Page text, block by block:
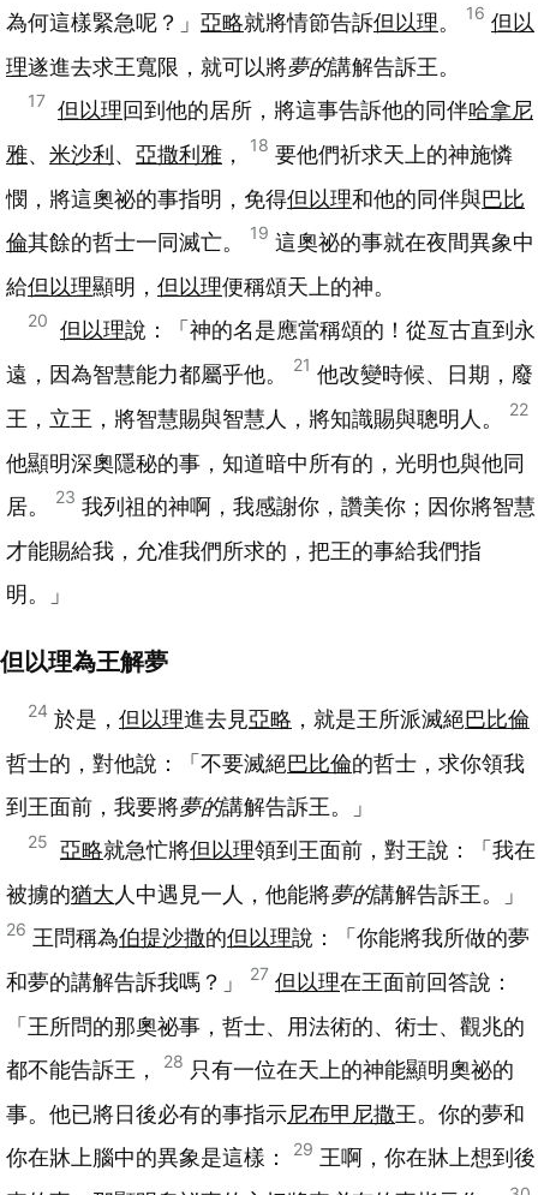
為何這樣緊急呢？」 亞略就將情節告訴但以理。 16 但以
理遂進去求王寬限，就可以將夢的講解告訴王。
17 但以理回到他的居所，將這事告訴他的同伴哈拿尼
雅、 米沙利、 亞撒利雅 ， 18 要他們祈求天上的神施憐
憫，將這奧祕的事指明，免得但以理和他的同伴與巴比
倫其餘的哲士一同滅亡。 19 這奧祕的事就在夜間異象中
給但以理顯明， 但以理便稱頌天上的神。
20 但以理說：「神的名是應當稱頌的！從亙古直到永
遠，因為智慧能力都屬乎他。
21 他改變時候、日期，廢
王，立王，將智慧賜與智慧人，將知識賜與聰明人。
22
他顯明深奧隱秘的事，知道暗中所有的，光明也與他同
居。
23 我列祖的神啊，我感謝你，讚美你；因你將智慧
才能賜給我，允准我們所求的，把王的事給我們指
明。」
但以理為王解夢
24 於是， 但以理進去見亞略 ，就是王所派滅絕巴比倫
哲士的，對他說：「不要滅絕巴比倫的哲士，求你領我
到王面前，我要將夢的講解告訴王。」
25 亞略就急忙將但以理領到王面前，對王說：「我在
被擄的猶大人中遇見一人，他能將夢的講解告訴王。」
26 王問稱為伯提沙撒的但以理說：「你能將我所做的夢
和夢的講解告訴我嗎？」
27 但以理在王面前回答說：
「王所問的那奧祕事，哲士、用法術的、術士、觀兆的
都不能告訴王，
28 只有一位在天上的神能顯明奧祕的
事。他已將日後必有的事指示尼布甲尼撒王。你的夢和
你在牀上腦中的異象是這樣：
29 王啊，你在牀上想到後